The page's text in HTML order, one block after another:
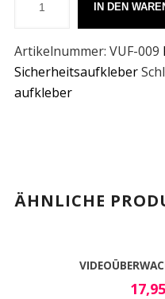
IN DEN
Artikelnummer: VUF-009
Sicherheitsaufkleber
aufkleber
ÄHNLICHE
17,95